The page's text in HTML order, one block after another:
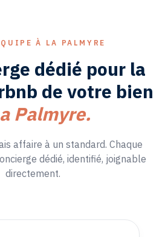
À LA PALMYRE
dédié pour la
de votre bien
Palmyre.
affaire à un standard. Chaque
dédié, identifié, joignable
directement.